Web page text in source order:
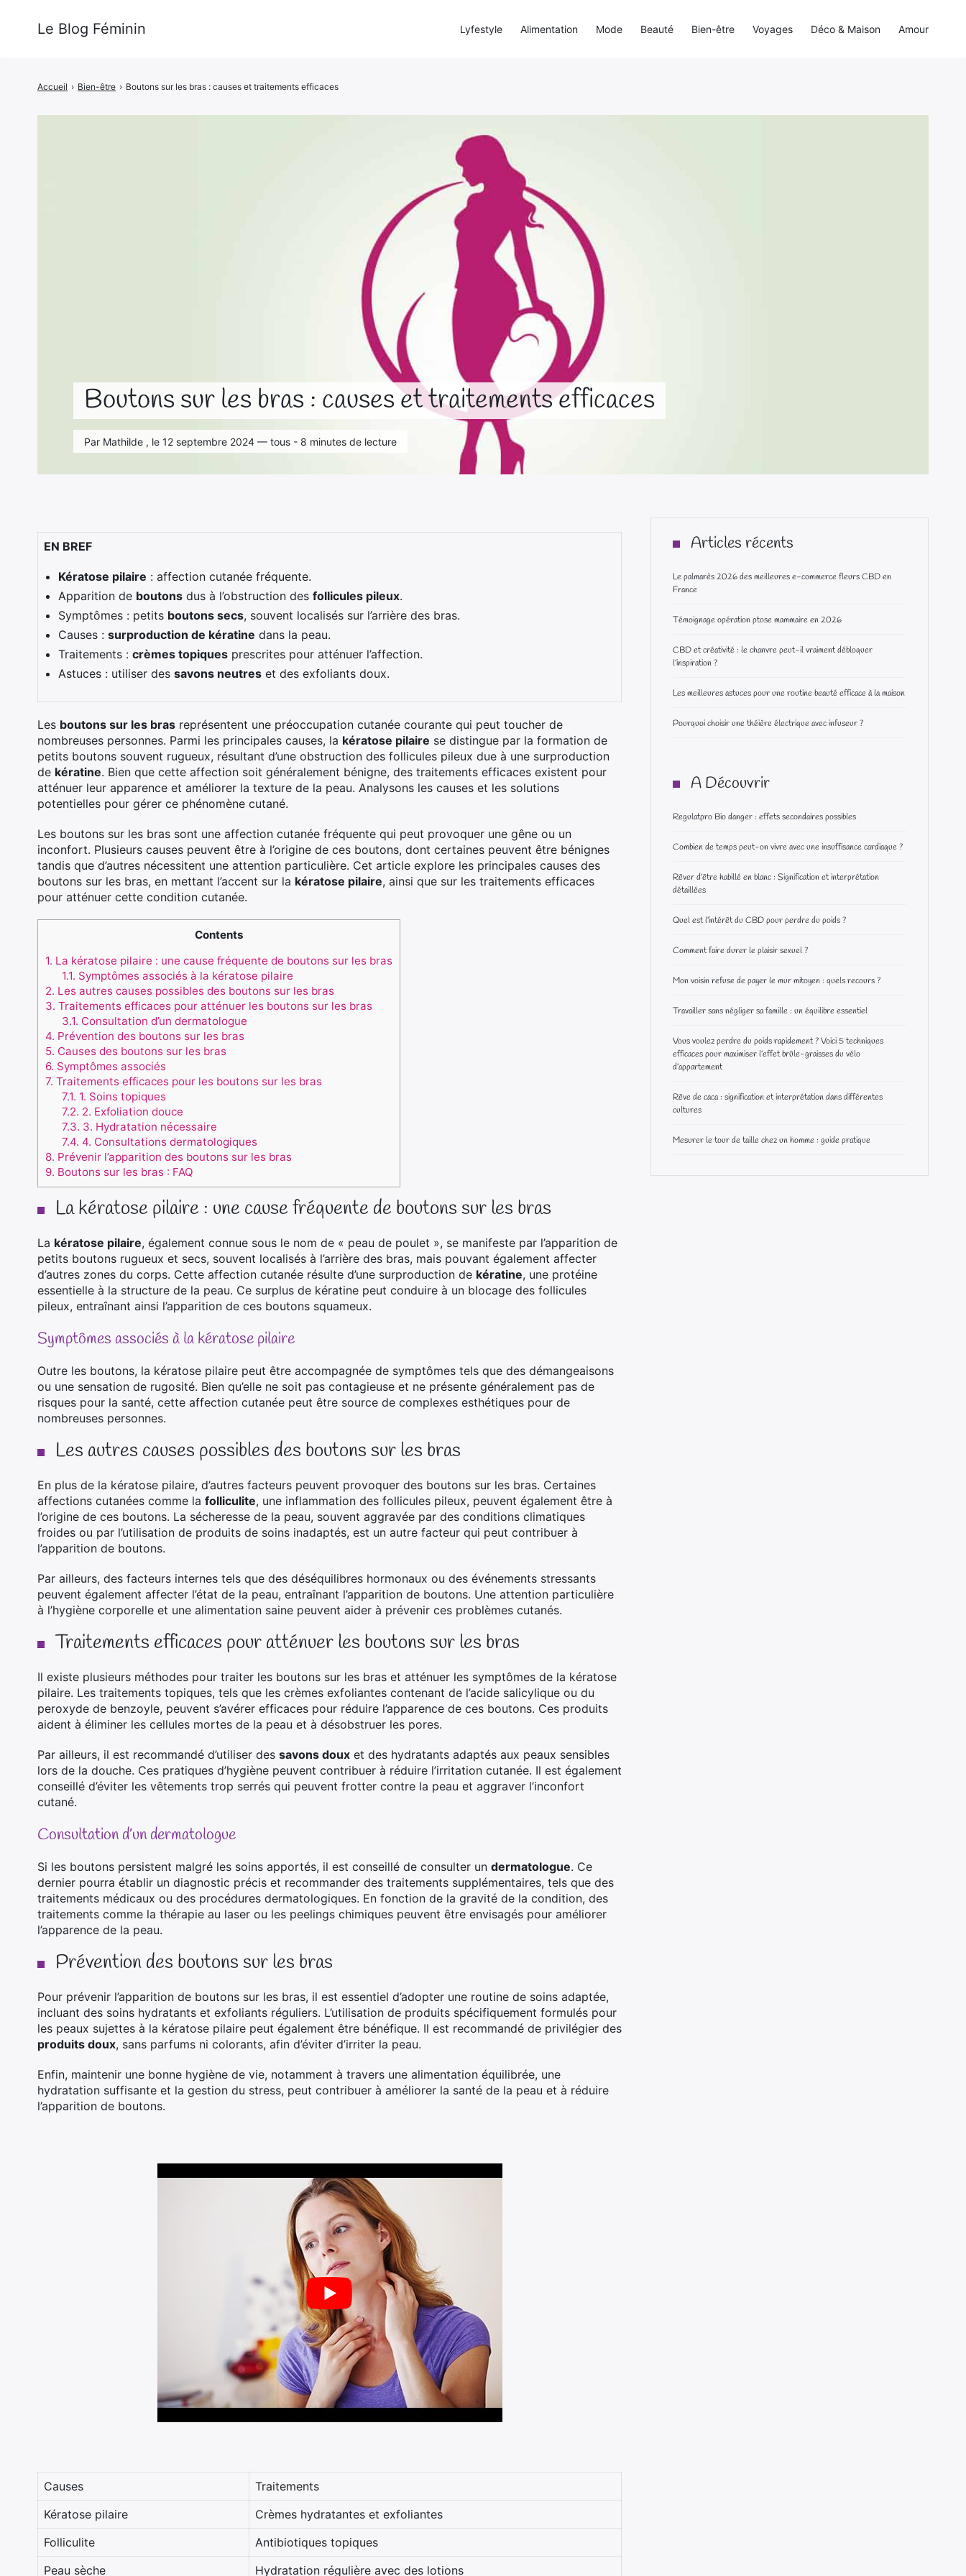
Boutons sur les bras : causes et traitements efficaces
Par Mathilde , le 12 septembre 2024 — tous - 8 minutes de lecture
Accueil › Bien-être › Boutons sur les bras : causes et traitements efficaces
EN BREF
Kératose pilaire : affection cutanée fréquente.
Apparition de boutons dus à l’obstruction des follicules pileux.
Symptômes : petits boutons secs, souvent localisés sur l’arrière des bras.
Causes : surproduction de kératine dans la peau.
Traitements : crèmes topiques prescrites pour atténuer l’affection.
Astuces : utiliser des savons neutres et des exfoliants doux.
Les boutons sur les bras représentent une préoccupation cutanée courante qui peut toucher de
nombreuses personnes. Parmi les principales causes, la kératose pilaire se distingue par la formation de
petits boutons souvent rugueux, résultant d’une obstruction des follicules pileux due à une surproduction
de kératine. Bien que cette affection soit généralement bénigne, des traitements efficaces existent pour
atténuer leur apparence et améliorer la texture de la peau. Analysons les causes et les solutions
potentielles pour gérer ce phénomène cutané.
Les boutons sur les bras sont une affection cutanée fréquente qui peut provoquer une gêne ou un
inconfort. Plusieurs causes peuvent être à l’origine de ces boutons, dont certaines peuvent être bénignes
tandis que d’autres nécessitent une attention particulière. Cet article explore les principales causes des
boutons sur les bras, en mettant l’accent sur la kératose pilaire, ainsi que sur les traitements efficaces
pour atténuer cette condition cutanée.
Contents
1. La kératose pilaire : une cause fréquente de boutons sur les bras
1.1. Symptômes associés à la kératose pilaire
2. Les autres causes possibles des boutons sur les bras
3. Traitements efficaces pour atténuer les boutons sur les bras
3.1. Consultation d’un dermatologue
4. Prévention des boutons sur les bras
5. Causes des boutons sur les bras
6. Symptômes associés
7. Traitements efficaces pour les boutons sur les bras
7.1. 1. Soins topiques
7.2. 2. Exfoliation douce
7.3. 3. Hydratation nécessaire
7.4. 4. Consultations dermatologiques
8. Prévenir l’apparition des boutons sur les bras
9. Boutons sur les bras : FAQ
La kératose pilaire : une cause fréquente de boutons sur les bras
La kératose pilaire, également connue sous le nom de « peau de poulet », se manifeste par l’apparition de
petits boutons rugueux et secs, souvent localisés à l’arrière des bras, mais pouvant également affecter
d’autres zones du corps. Cette affection cutanée résulte d’une surproduction de kératine, une protéine
essentielle à la structure de la peau. Ce surplus de kératine peut conduire à un blocage des follicules
pileux, entraînant ainsi l’apparition de ces boutons squameux.
Symptômes associés à la kératose pilaire
Outre les boutons, la kératose pilaire peut être accompagnée de symptômes tels que des démangeaisons
ou une sensation de rugosité. Bien qu’elle ne soit pas contagieuse et ne présente généralement pas de
risques pour la santé, cette affection cutanée peut être source de complexes esthétiques pour de
nombreuses personnes.
Les autres causes possibles des boutons sur les bras
En plus de la kératose pilaire, d’autres facteurs peuvent provoquer des boutons sur les bras. Certaines
affections cutanées comme la folliculite, une inflammation des follicules pileux, peuvent également être à
l’origine de ces boutons. La sécheresse de la peau, souvent aggravée par des conditions climatiques
froides ou par l’utilisation de produits de soins inadaptés, est un autre facteur qui peut contribuer à
l’apparition de boutons.
Par ailleurs, des facteurs internes tels que des déséquilibres hormonaux ou des événements stressants
peuvent également affecter l’état de la peau, entraînant l’apparition de boutons. Une attention particulière
à l’hygiène corporelle et une alimentation saine peuvent aider à prévenir ces problèmes cutanés.
Traitements efficaces pour atténuer les boutons sur les bras
Il existe plusieurs méthodes pour traiter les boutons sur les bras et atténuer les symptômes de la kératose
pilaire. Les traitements topiques, tels que les crèmes exfoliantes contenant de l’acide salicylique ou du
peroxyde de benzoyle, peuvent s’avérer efficaces pour réduire l’apparence de ces boutons. Ces produits
aident à éliminer les cellules mortes de la peau et à désobstruer les pores.
Par ailleurs, il est recommandé d’utiliser des savons doux et des hydratants adaptés aux peaux sensibles
lors de la douche. Ces pratiques d’hygiène peuvent contribuer à réduire l’irritation cutanée. Il est également
conseillé d’éviter les vêtements trop serrés qui peuvent frotter contre la peau et aggraver l’inconfort
cutané.
Consultation d’un dermatologue
Si les boutons persistent malgré les soins apportés, il est conseillé de consulter un dermatologue. Ce
dernier pourra établir un diagnostic précis et recommander des traitements supplémentaires, tels que des
traitements médicaux ou des procédures dermatologiques. En fonction de la gravité de la condition, des
traitements comme la thérapie au laser ou les peelings chimiques peuvent être envisagés pour améliorer
l’apparence de la peau.
Prévention des boutons sur les bras
Pour prévenir l’apparition de boutons sur les bras, il est essentiel d’adopter une routine de soins adaptée,
incluant des soins hydratants et exfoliants réguliers. L’utilisation de produits spécifiquement formulés pour
les peaux sujettes à la kératose pilaire peut également être bénéfique. Il est recommandé de privilégier des
produits doux, sans parfums ni colorants, afin d’éviter d’irriter la peau.
Enfin, maintenir une bonne hygiène de vie, notamment à travers une alimentation équilibrée, une
hydratation suffisante et la gestion du stress, peut contribuer à améliorer la santé de la peau et à réduire
l’apparition de boutons.
Causes
Traitements
Kératose pilaire
Crèmes hydratantes et exfoliantes
Folliculite
Antibiotiques topiques
Peau sèche
Hydratation régulière avec des lotions
Articles récents
Le palmarès 2026 des meilleures e-commerce fleurs CBD en
France
Témoignage opération ptose mammaire en 2026
CBD et créativité : le chanvre peut-il vraiment débloquer
l’inspiration ?
Les meilleures astuces pour une routine beauté efficace à la maison
Pourquoi choisir une théière électrique avec infuseur ?
A Découvrir
Regulatpro Bio danger : effets secondaires possibles
Combien de temps peut-on vivre avec une insuffisance cardiaque ?
Rêver d’être habillé en blanc : Signification et interprétation
détaillées
Quel est l’intérêt du CBD pour perdre du poids ?
Comment faire durer le plaisir sexuel ?
Mon voisin refuse de payer le mur mitoyen : quels recours ?
Travailler sans négliger sa famille : un équilibre essentiel
Vous voulez perdre du poids rapidement ? Voici 5 techniques
efficaces pour maximiser l’effet brûle-graisses du vélo
d’appartement
Rêve de caca : signification et interprétation dans différentes
cultures
Mesurer le tour de taille chez un homme : guide pratique
Le Blog Féminin Lyfestyle Alimentation Mode Beauté Bien-être Voyages Déco & Maison Amour